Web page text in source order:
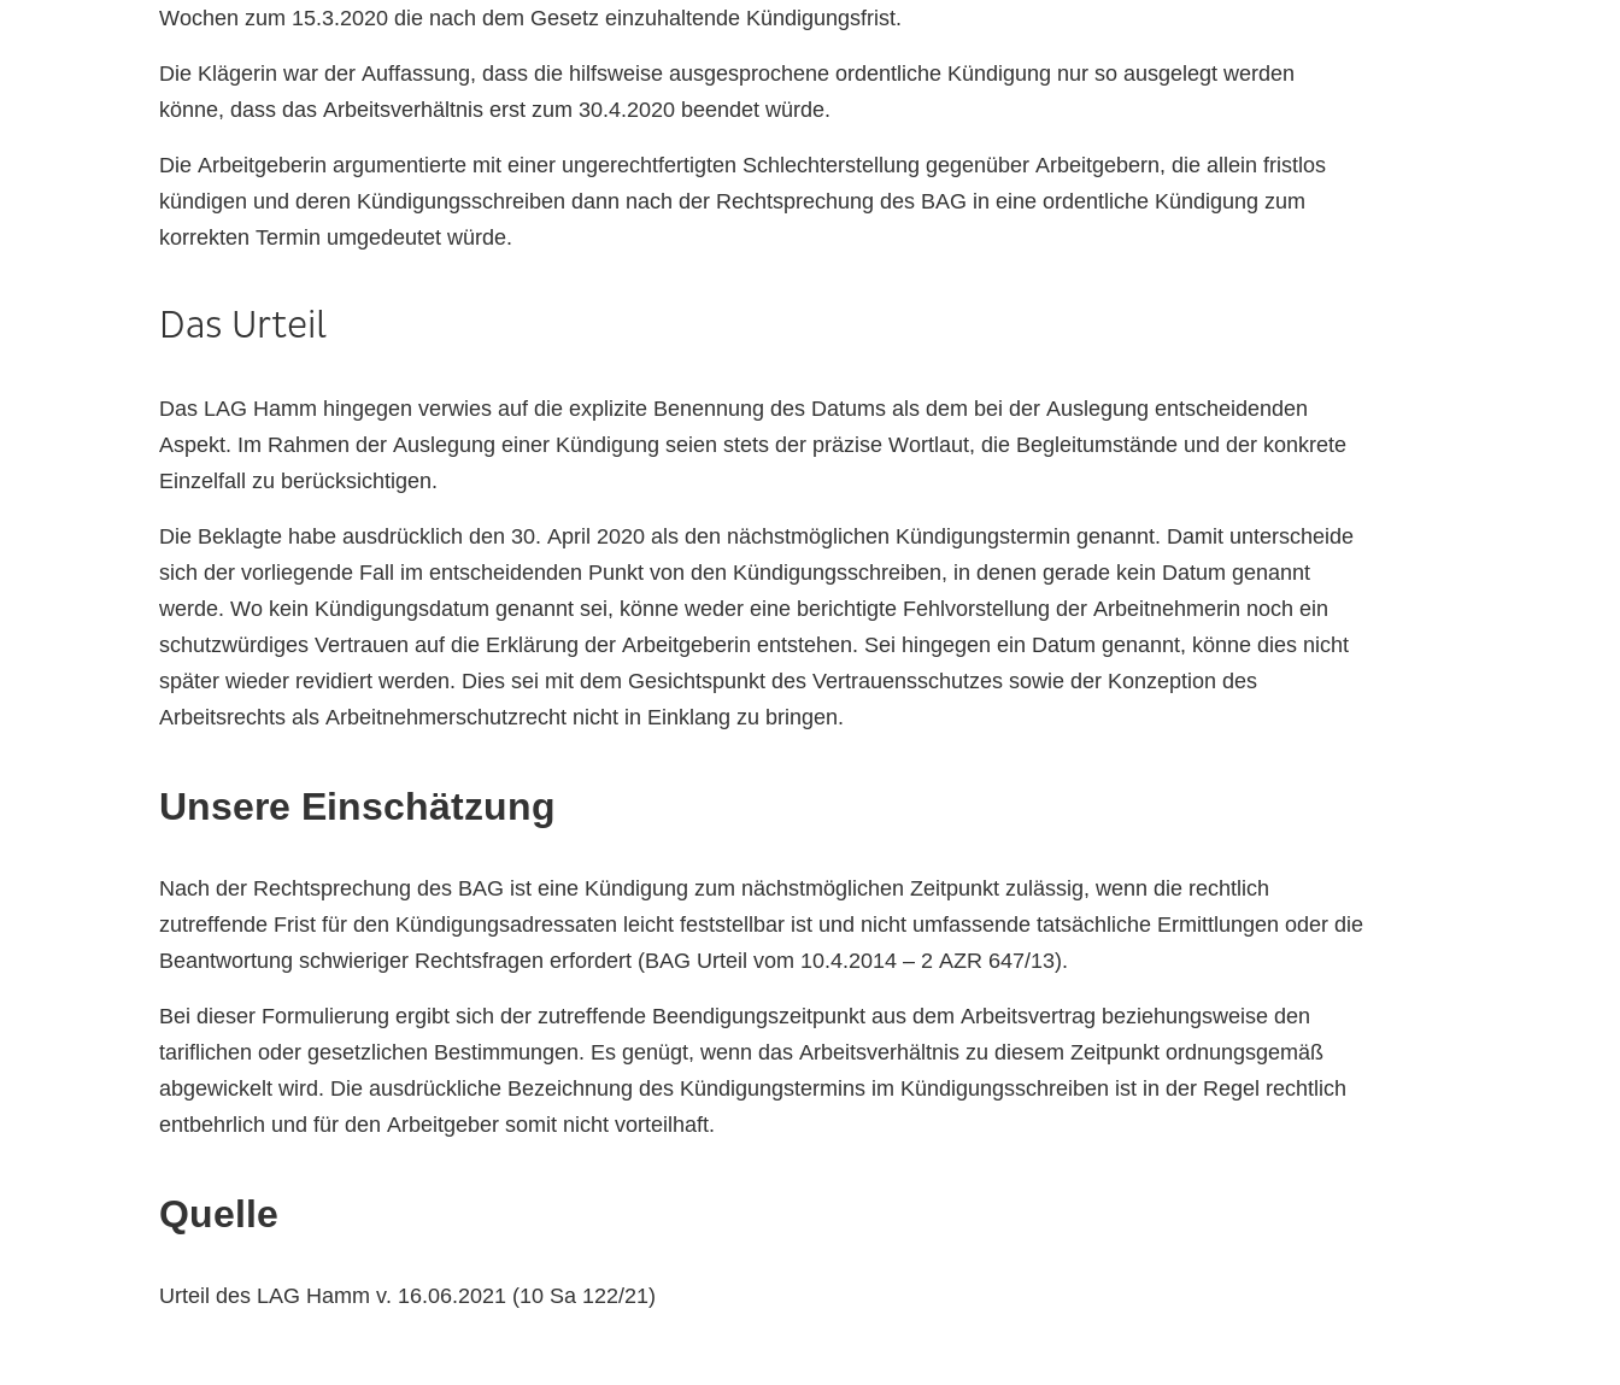
Wochen zum 15.3.2020 die nach dem Gesetz einzuhaltende Kündigungsfrist.
Die Klägerin war der Auffassung, dass die hilfsweise ausgesprochene ordentliche Kündigung nur so ausgelegt werden
könne, dass das Arbeitsverhältnis erst zum 30.4.2020 beendet würde.
Die Arbeitgeberin argumentierte mit einer ungerechtfertigten Schlechterstellung gegenüber Arbeitgebern, die allein fristlos
kündigen und deren Kündigungsschreiben dann nach der Rechtsprechung des BAG in eine ordentliche Kündigung zum
korrekten Termin umgedeutet würde.
Das Urteil
Das LAG Hamm hingegen verwies auf die explizite Benennung des Datums als dem bei der Auslegung entscheidenden
Aspekt. Im Rahmen der Auslegung einer Kündigung seien stets der präzise Wortlaut, die Begleitumstände und der konkrete
Einzelfall zu berücksichtigen.
Die Beklagte habe ausdrücklich den 30. April 2020 als den nächstmöglichen Kündigungstermin genannt. Damit unterscheide
sich der vorliegende Fall im entscheidenden Punkt von den Kündigungsschreiben, in denen gerade kein Datum genannt
werde. Wo kein Kündigungsdatum genannt sei, könne weder eine berichtigte Fehlvorstellung der Arbeitnehmerin noch ein
schutzwürdiges Vertrauen auf die Erklärung der Arbeitgeberin entstehen. Sei hingegen ein Datum genannt, könne dies nicht
später wieder revidiert werden. Dies sei mit dem Gesichtspunkt des Vertrauensschutzes sowie der Konzeption des
Arbeitsrechts als Arbeitnehmerschutzrecht nicht in Einklang zu bringen.
Unsere Einschätzung
Nach der Rechtsprechung des BAG ist eine Kündigung zum nächstmöglichen Zeitpunkt zulässig, wenn die rechtlich
zutreffende Frist für den Kündigungsadressaten leicht feststellbar ist und nicht umfassende tatsächliche Ermittlungen oder die
Beantwortung schwieriger Rechtsfragen erfordert (BAG Urteil vom 10.4.2014 – 2 AZR 647/13).
Bei dieser Formulierung ergibt sich der zutreffende Beendigungszeitpunkt aus dem Arbeitsvertrag beziehungsweise den
tariflichen oder gesetzlichen Bestimmungen. Es genügt, wenn das Arbeitsverhältnis zu diesem Zeitpunkt ordnungsgemäß
abgewickelt wird. Die ausdrückliche Bezeichnung des Kündigungstermins im Kündigungsschreiben ist in der Regel rechtlich
entbehrlich und für den Arbeitgeber somit nicht vorteilhaft.
Quelle
Urteil des LAG Hamm v. 16.06.2021 (10 Sa 122/21)